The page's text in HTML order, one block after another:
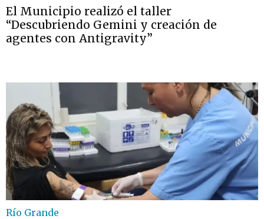
El Municipio realizó el taller
“Descubriendo Gemini y creación de
agentes con Antigravity”
Río Grande